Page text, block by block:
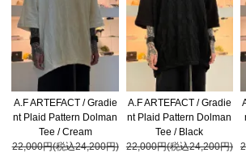
A.F ARTEFACT / Gradie
nt Plaid Pattern Dolman
Tee / Cream
22,000円(税込24,200円)
A.F ARTEFACT / Gradie
nt Plaid Pattern Dolman
Tee / Black
22,000円(税込24,200円)